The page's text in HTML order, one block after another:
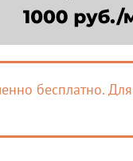
бесплатно. Для